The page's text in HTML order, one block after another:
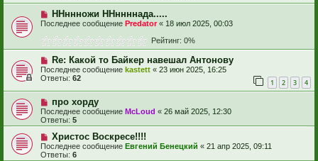
ННннножи ННннннада.....
Последнее сообщение Predator« 18 июл 2025, 00:03
Рейтинг: 0%
Re: Какой то Байкер навешал Антонову
Последнее сообщение kastett « 23 июн 2025, 16:25
Ответы: 62 1 2 3 4
про хорду
Последнее сообщение McLoud « 26 май 2025, 12:30
Ответы: 5
Христос Воскресе!!!!
Последнее сообщение Евгений Бенецкий « 21 апр 2025, 09:11
Ответы: 6